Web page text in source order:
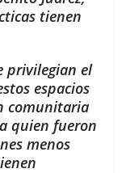
tienen
privilegian el
espacios
comunitaria
quien fueron
menos